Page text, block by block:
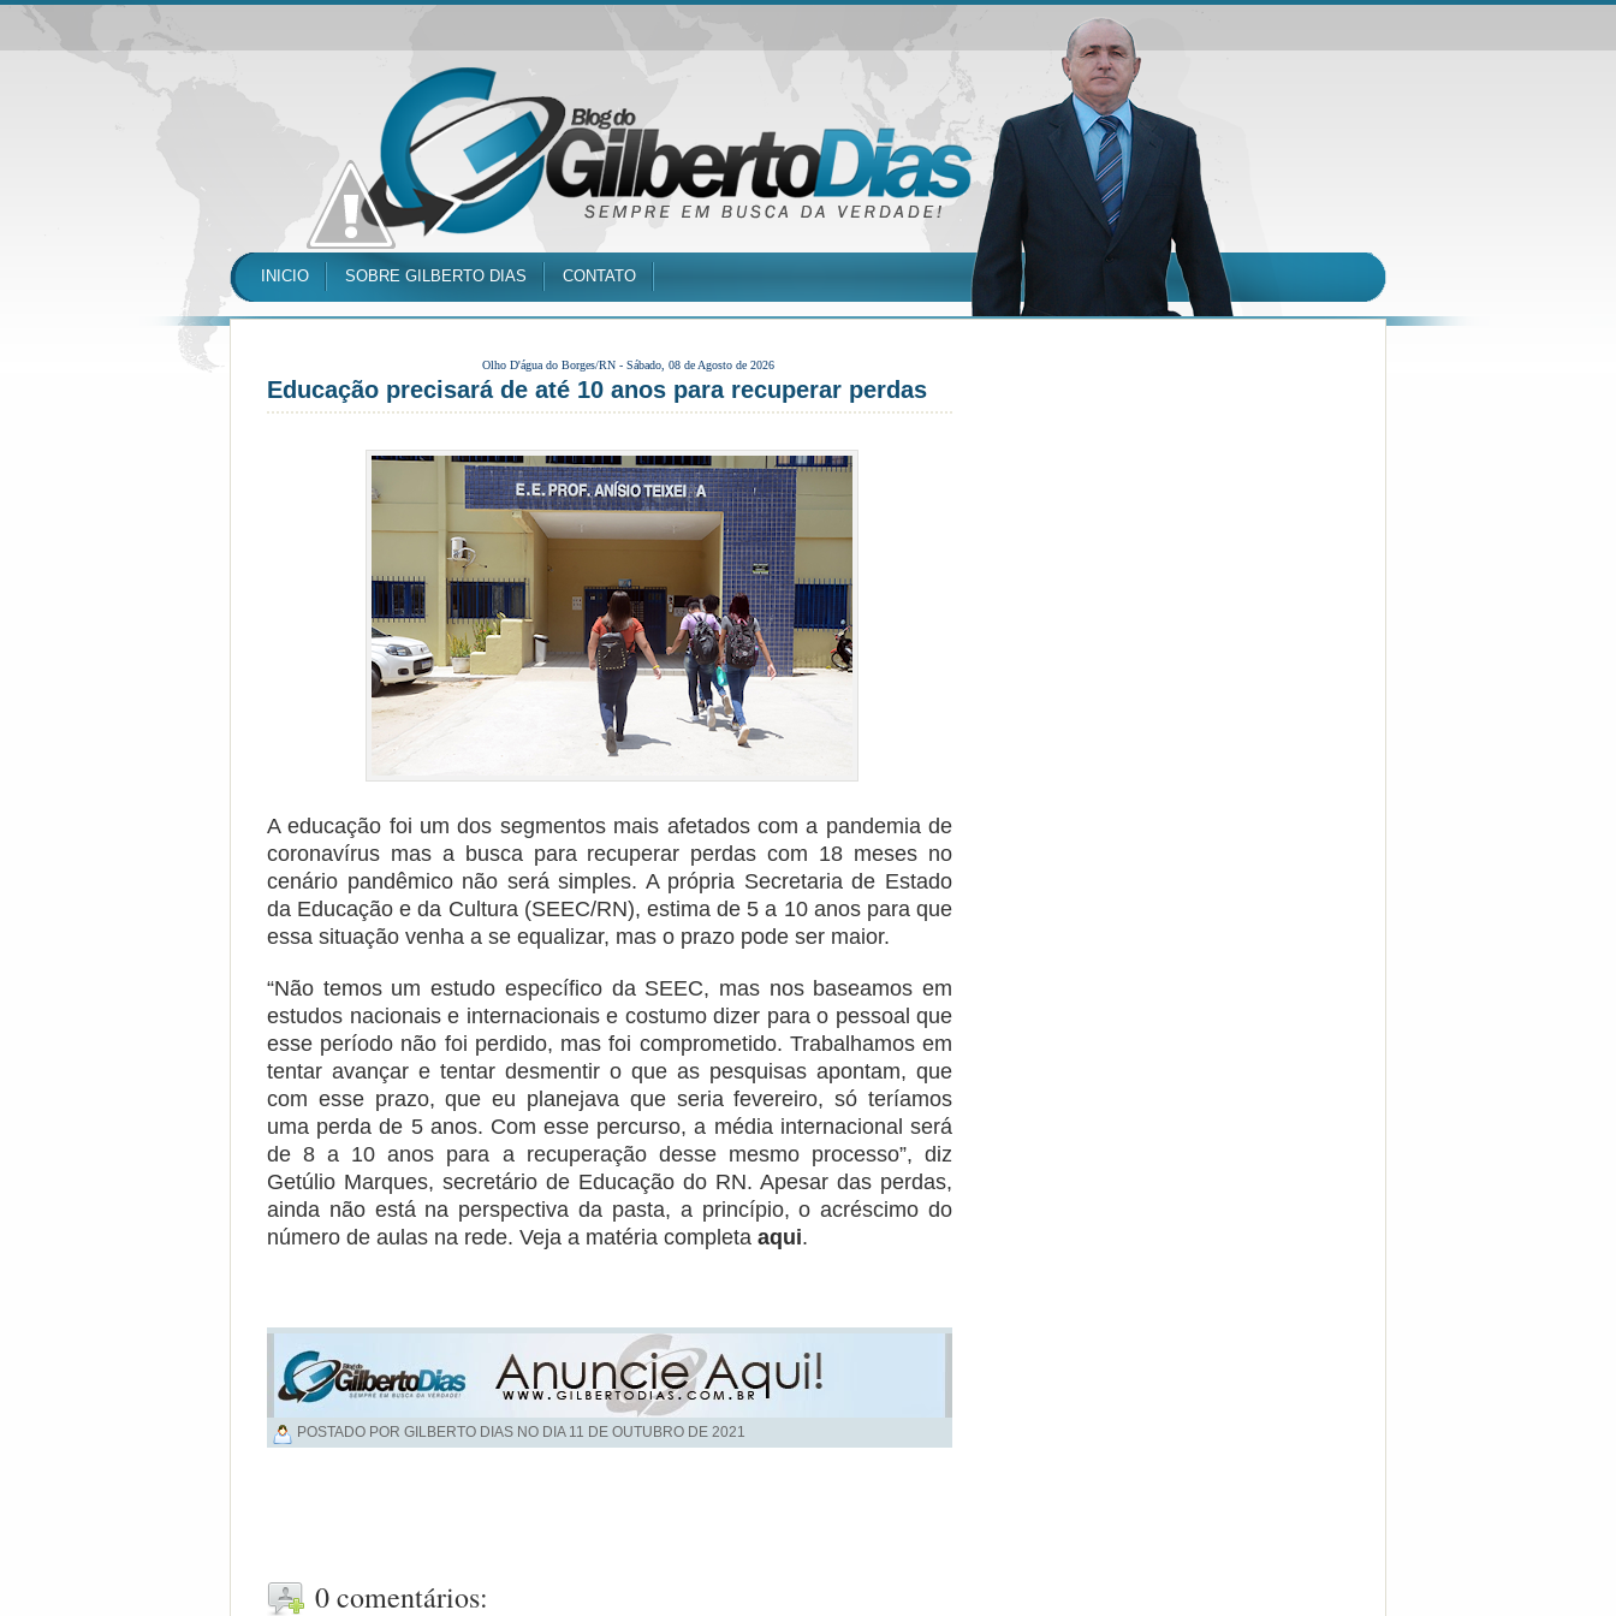
INICIO SOBRE GILBERTO DIAS CONTATO
Olho D'água do Borges/RN - Sábado, 08 de Agosto de 2026
Educação precisará de até 10 anos para recuperar perdas
A educação foi um dos segmentos mais afetados com a pandemia de
coronavírus mas a busca para recuperar perdas com 18 meses no
cenário pandêmico não será simples. A própria Secretaria de Estado
da Educação e da Cultura (SEEC/RN), estima de 5 a 10 anos para que
essa situação venha a se equalizar, mas o prazo pode ser maior.
“Não temos um estudo específico da SEEC, mas nos baseamos em
estudos nacionais e internacionais e costumo dizer para o pessoal que
esse período não foi perdido, mas foi comprometido. Trabalhamos em
tentar avançar e tentar desmentir o que as pesquisas apontam, que
com esse prazo, que eu planejava que seria fevereiro, só teríamos
uma perda de 5 anos. Com esse percurso, a média internacional será
de 8 a 10 anos para a recuperação desse mesmo processo”, diz
Getúlio Marques, secretário de Educação do RN. Apesar das perdas,
ainda não está na perspectiva da pasta, a princípio, o acréscimo do
número de aulas na rede. Veja a matéria completa aqui.
POSTADO POR GILBERTO DIAS NO DIA 11 DE OUTUBRO DE 2021
0 comentários: